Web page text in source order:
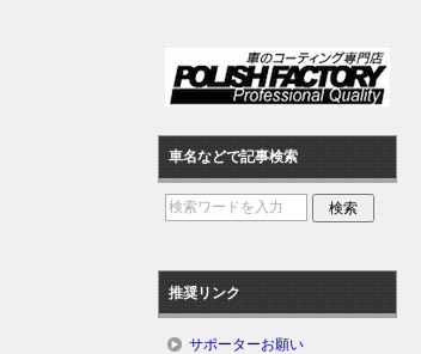
車名などで記事検索
推奨リンク
サポーターお願い